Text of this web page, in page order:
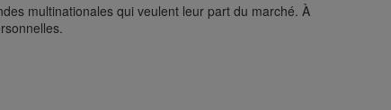
multinationales qui veulent leur part du marché. À